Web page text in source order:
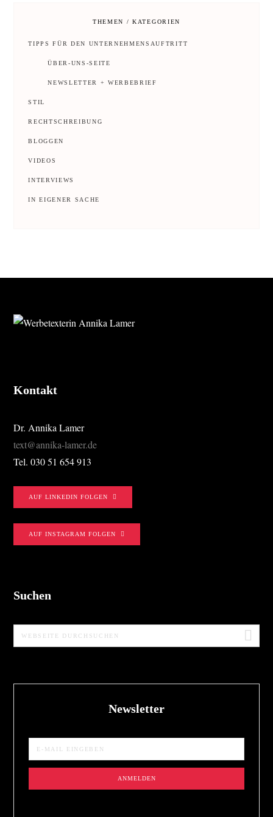
THEMEN / KATEGORIEN
TIPPS FÜR DEN UNTERNEHMENSAUFTRITT
ÜBER-UNS-SEITE
NEWSLETTER + WERBEBRIEF
STIL
RECHTSCHREIBUNG
BLOGGEN
VIDEOS
INTERVIEWS
IN EIGENER SACHE
FOOTER
Kontakt
Dr. Annika Lamer
text@annika-lamer.de
Tel. 030 51 654 913
AUF LINKEDIN FOLGEN
AUF INSTAGRAM FOLGEN
Suchen
Webseite
durchsuchen
Newsletter